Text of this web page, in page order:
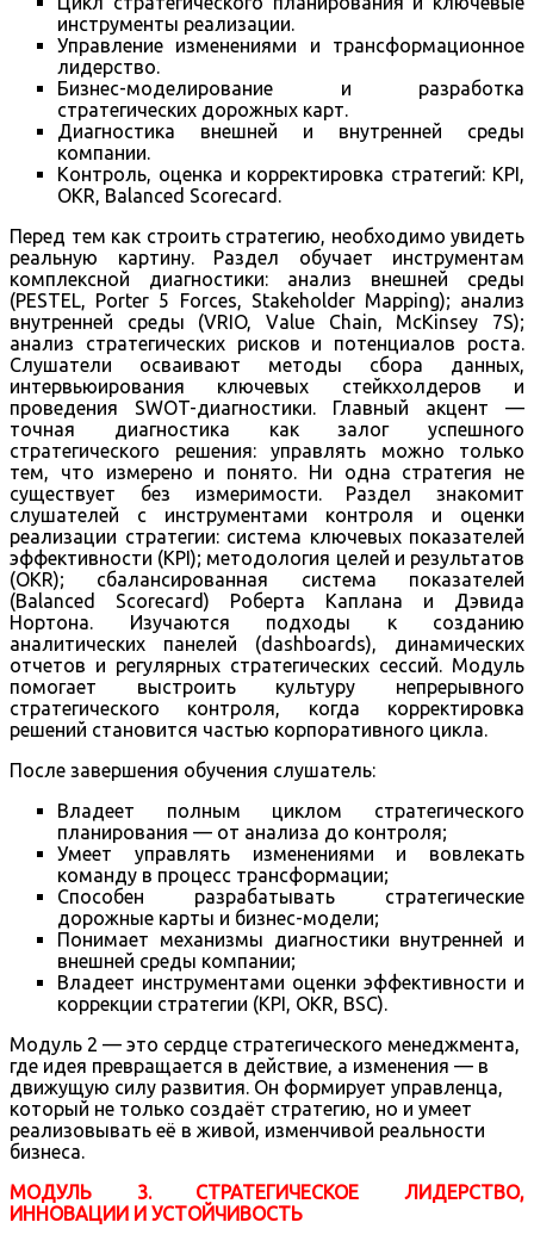
инструменты реализации.
Управление изменениями и трансформационное
лидерство.
Бизнес-моделирование и разработка
стратегических дорожных карт.
Диагностика внешней и внутренней среды
компании.
Контроль, оценка и корректировка стратегий: KPI,
OKR, Balanced Scorecard.
Перед тем как строить стратегию, необходимо увидеть
реальную картину. Раздел обучает инструментам
комплексной диагностики: анализ внешней среды
(PESTEL, Porter 5 Forces, Stakeholder Mapping); анализ
внутренней среды (VRIO, Value Chain, McKinsey 7S);
анализ стратегических рисков и потенциалов роста.
Слушатели осваивают методы сбора данных,
интервьюирования ключевых стейкхолдеров и
проведения SWOT-диагностики. Главный акцент —
точная диагностика как залог успешного
стратегического решения: управлять можно только
тем, что измерено и понято. Ни одна стратегия не
существует без измеримости. Раздел знакомит
слушателей с инструментами контроля и оценки
реализации стратегии: система ключевых показателей
эффективности (KPI); методология целей и результатов
(OKR); сбалансированная система показателей
(Balanced Scorecard) Роберта Каплана и Дэвида
Нортона. Изучаются подходы к созданию
аналитических панелей (dashboards), динамических
отчетов и регулярных стратегических сессий. Модуль
помогает выстроить культуру непрерывного
стратегического контроля, когда корректировка
решений становится частью корпоративного цикла.
После завершения обучения слушатель:
Владеет полным циклом стратегического
планирования — от анализа до контроля;
Умеет управлять изменениями и вовлекать
команду в процесс трансформации;
Способен разрабатывать стратегические
дорожные карты и бизнес-модели;
Понимает механизмы диагностики внутренней и
внешней среды компании;
Владеет инструментами оценки эффективности и
коррекции стратегии (KPI, OKR, BSC).
Модуль 2 — это сердце стратегического менеджмента,
где идея превращается в действие, а изменения — в
движущую силу развития. Он формирует управленца,
который не только создаёт стратегию, но и умеет
реализовывать её в живой, изменчивой реальности
бизнеса.
МОДУЛЬ 3. СТРАТЕГИЧЕСКОЕ ЛИДЕРСТВО,
ИННОВАЦИИ И УСТОЙЧИВОСТЬ